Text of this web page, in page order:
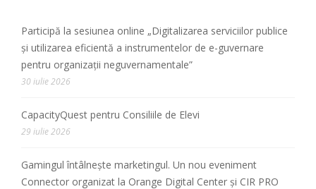
Participă la sesiunea online „Digitalizarea serviciilor publice
și utilizarea eficientă a instrumentelor de e-guvernare
pentru organizații neguvernamentale”
30 iulie 2026
CapacityQuest pentru Consiliile de Elevi
29 iulie 2026
Gamingul întâlnește marketingul. Un nou eveniment
Connector organizat la Orange Digital Center și CIR PRO